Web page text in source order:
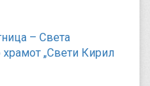
– Света
храмот „Свети Кирил